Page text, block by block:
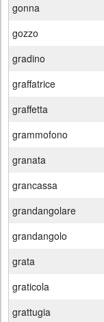
gonna
gozzo
gradino
graffatrice
graffetta
grammofono
granata
grancassa
grandangolare
grandangolo
grata
graticola
grattugia